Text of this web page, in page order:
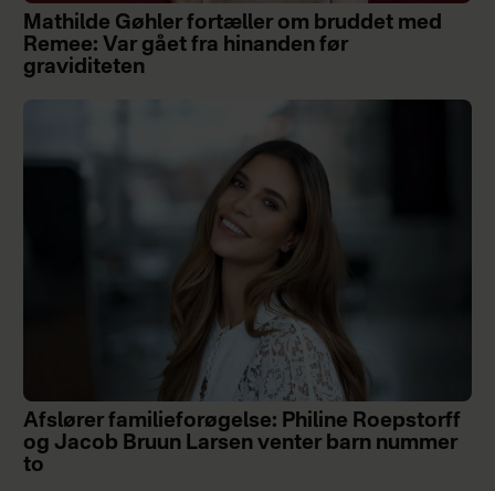
Mathilde Gøhler fortæller om bruddet med
Remee: Var gået fra hinanden før
graviditeten
Afslører familieforøgelse: Philine Roepstorff
og Jacob Bruun Larsen venter barn nummer
to